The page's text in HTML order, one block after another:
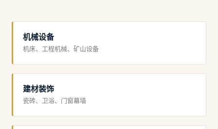
机械设备
机床、工程机械、矿山设备
建材装饰
瓷砖、卫浴、门窗幕墙